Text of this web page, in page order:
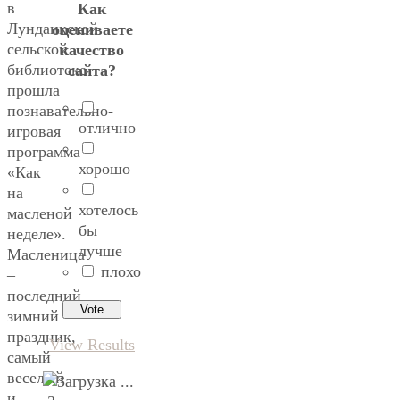
в
Лунданкской
сельской
библиотеке
прошла
познавательно-
игровая
программа
«Как
на
масленой
неделе».
Масленица
–
последний
зимний
праздник,
самый
веселый
Как
оцениваете
качество
сайта?
отлично
хорошо
хотелось
бы
лучше
плохо
View Results